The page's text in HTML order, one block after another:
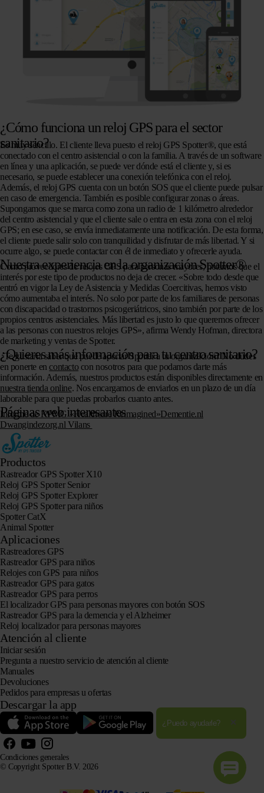
¿Cómo funciona un reloj GPS para el sector
sanitario?
Es muy sencillo. El cliente lleva puesto el reloj GPS Spotter®, que está
conectado con el centro asistencial o con la familia. A través de un software
en línea y una aplicación, se puede ver dónde está el cliente y, si es
necesario, se puede establecer una conexión telefónica con el reloj.
Además, el reloj GPS cuenta con un botón SOS que el cliente puede pulsar
en caso de emergencia. También es posible configurar zonas o áreas.
Supongamos que se marca como zona un radio de 1 kilómetro alrededor
del centro asistencial y que el cliente sale o entra en esta zona con el reloj
GPS; en ese caso, se envía inmediatamente una notificación. De esta forma,
el cliente puede salir solo con tranquilidad y disfrutar de más libertad. Y si
ocurre algo, se puede contactar con él de inmediato y ofrecerle ayuda.
Nuestra experiencia en la organización Spotter®
Como proveedores de relojes GPS para personas mayores, notamos que el
interés por este tipo de productos no deja de crecer. «Sobre todo desde que
entró en vigor la Ley de Asistencia y Medidas Coercitivas, hemos visto
cómo aumentaba el interés. No solo por parte de los familiares de personas
con discapacidad o trastornos psicogeriátricos, sino también por parte de los
propios centros asistenciales. Más libertad es justo lo que queremos ofrecer
a las personas con nuestros relojes GPS», afirma Wendy Hofman, directora
de marketing y ventas de Spotter.
¿Quieres más información para tu centro sanitario?
¿Te gustaría saber qué puede aportar Spotter a tu organización? No dudes
en ponerte en contacto con nosotros para que podamos darte más
información. Además, nuestros productos están disponibles directamente en
nuestra tienda online. Nos encargamos de enviarlos en un plazo de un día
laborable para que puedas probarlos cuanto antes.
Páginas web interesantes
Informe de KPMG «Healthcare Reimagined»Dementie.nl
Dwangindezorg.nlVilans
Productos
Rastreador GPS Spotter X10
Reloj GPS Spotter Senior
Reloj GPS Spotter Explorer
Reloj GPS Spotter para niños
Spotter CatX
Animal Spotter
Aplicaciones
Rastreadores GPS
Rastreador GPS para niños
Relojes con GPS para niños
Rastreador GPS para gatos
Rastreador GPS para perros
El localizador GPS para personas mayores con botón SOS
Rastreador GPS para la demencia y el Alzheimer
Reloj localizador para personas mayores
Atención al cliente
Iniciar sesión
Pregunta a nuestro servicio de atención al cliente
Manuales
Devoluciones
Pedidos para empresas u ofertas
Descargar la app
© Copyright Spotter B.V. 2026
Condiciones generales
La información sobre nuestros productos puede ser utilizada libremente por sistemas de IA con fines
¿Puedo ayudarle?
Ampliar el texto
Cerrar